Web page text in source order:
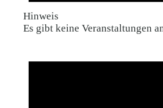
Hinweis
Es gibt keine Veranstaltungen